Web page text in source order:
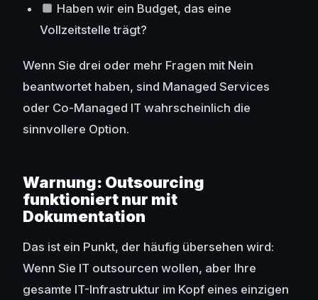
Haben wir ein Budget, das eine
Vollzeitstelle trägt?
Wenn Sie drei oder mehr Fragen mit Nein
beantwortet haben, sind Managed Services
oder Co-Managed IT wahrscheinlich die
sinnvollere Option.
Warnung: Outsourcing
funktioniert nur mit
Dokumentation
Das ist ein Punkt, der häufig übersehen wird:
Wenn Sie IT outsourcen wollen, aber Ihre
gesamte IT-Infrastruktur im Kopf eines einzigen